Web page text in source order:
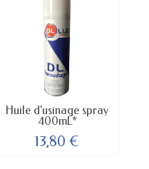
Huile d'usinage spray
400mL*
13,80 €